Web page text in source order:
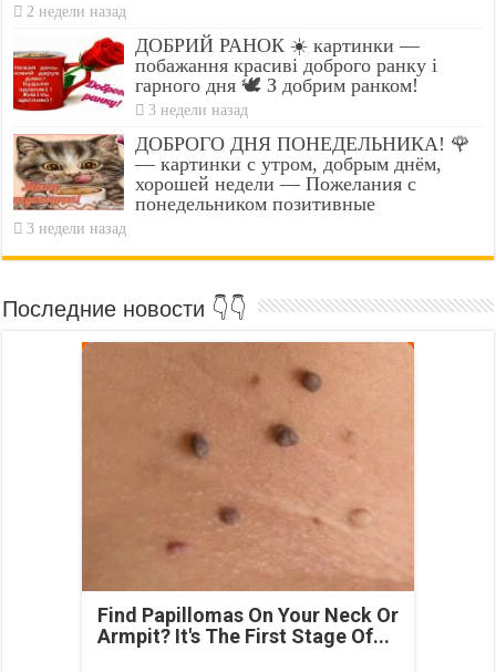
2 недели назад
ДОБРИЙ РАНОК ☀️ картинки —
побажання красиві доброго ранку і
гарного дня 🕊️ З добрим ранком!
3 недели назад
ДОБРОГО ДНЯ ПОНЕДЕЛЬНИКА! 🌹
— картинки с утром, добрым днём,
хорошей недели — Пожелания с
понедельником позитивные
3 недели назад
Последние новости 👇👇
Find Papillomas On Your Neck Or
Armpit? It's The First Stage Of...